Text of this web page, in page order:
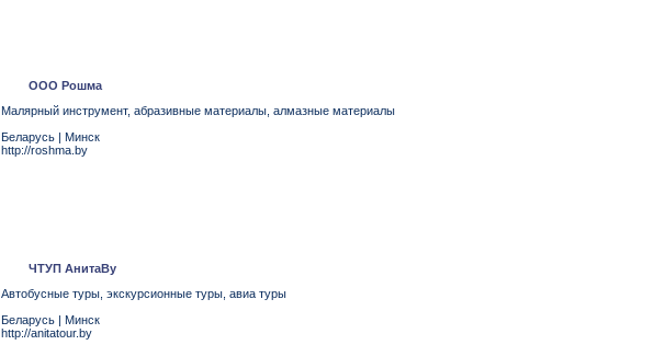
ООО Рошма
Малярный инструмент, абразивные материалы, алмазные материалы
Беларусь | Минск
http://roshma.by
ЧТУП АнитаВу
Автобусные туры, экскурсионные туры, авиа туры
Беларусь | Минск
http://anitatour.by